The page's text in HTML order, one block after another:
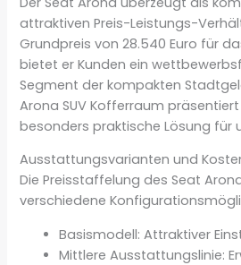
attraktiven Preis-Leistungs-
Grundpreis von 28.540 Euro für
bietet er Kunden ein
Segment der kompakten
Arona SUV Kofferraum
besonders praktische Lösung für
Ausstattungsvarianten und
Die Preisstaffelung des Seat
verschiedene
Basismodell: Attraktiver
Mittlere Ausstattungslinie: